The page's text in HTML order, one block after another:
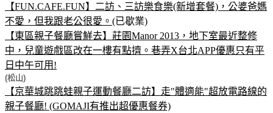
【FUN.CAFE.FUN】二訪、三訪樂食樂(新增套餐)，公婆爸媽
不愛，但我跟老公很愛。 (已歇業)
【東區親子餐廳嘗鮮去】莊園Manor 2013，地下室最近整修
中，兒童遊戲區改在一樓有點擠。巷弄X台北APP優惠只有平
日中午可用!
(松山)
【京華城跳跳蛙親子運動餐廳二訪】走"體適能"超放電路線的
親子餐廳! (GOMAJI有推出超優惠餐券)